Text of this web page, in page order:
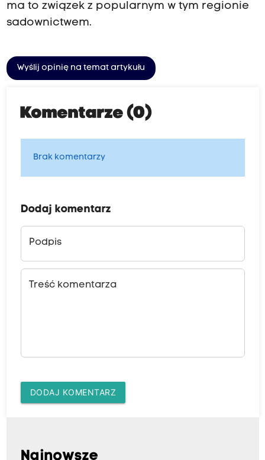
ma to związek z popularnym w tym regionie
sadownictwem.
Wyślij opinię na temat artykułu
Komentarze (0)
Brak komentarzy
Dodaj komentarz
Podpis
Treść komentarza
DODAJ KOMENTARZ
Najnowsze